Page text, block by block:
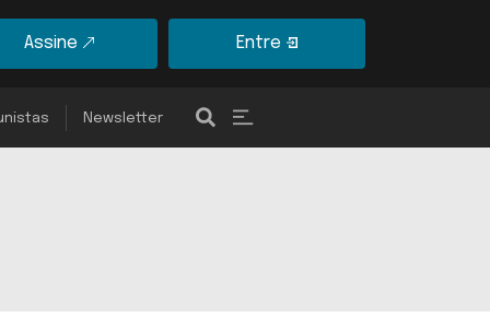
Assine Entre
Newsletter